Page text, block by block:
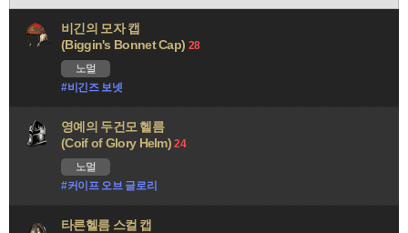
니
비긴의 모자 캡
(Biggin's Bonnet Cap) 28
노멀
#비긴즈 보넷
영예의 두건모 헬름
(Coif of Glory Helm)24
노멀
#커이프 오브 글로리
타른헬름 스컬 캡